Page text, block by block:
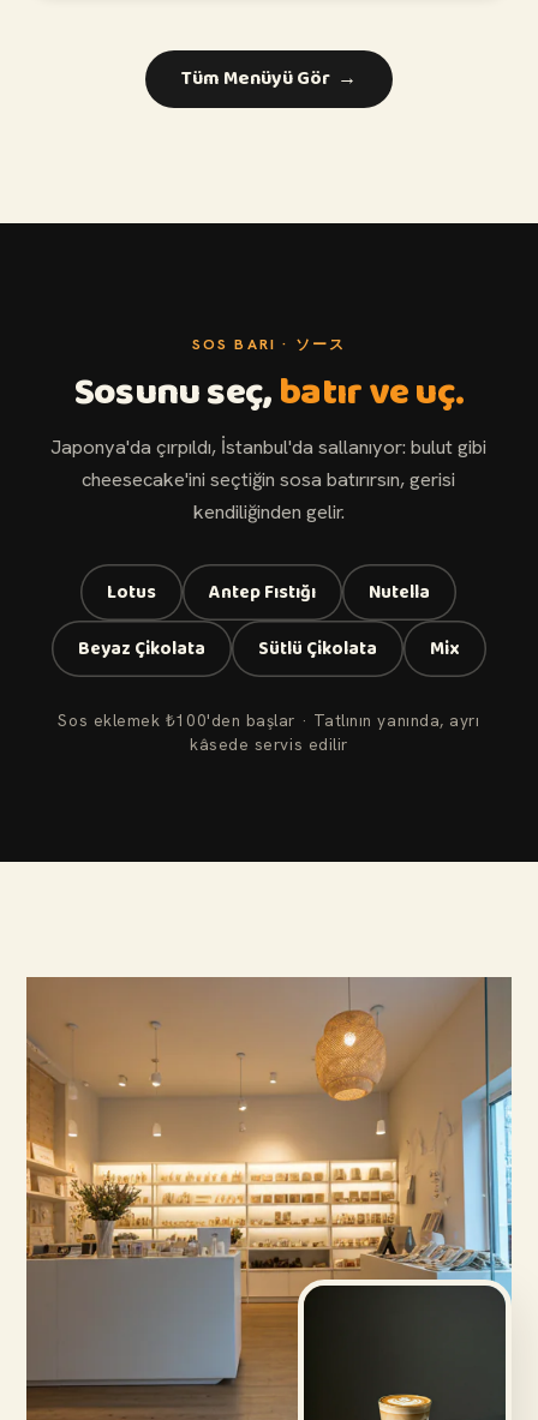
Tüm Menüyü Gör →
SOS BARI · ソース
Sosunu seç,batır ve uç.
Japonya'da çırpıldı, İstanbul'da sallanıyor: bulut gibi
cheesecake'ini seçtiğin sosa batırırsın, gerisi
kendiliğinden gelir.
Lotus Antep Fıstığı
Nutella
Beyaz Çikolata
Sütlü Çikolata Mix
Sos eklemek ₺100'den başlar · Tatlının yanında, ayrı
kâsede servis edilir